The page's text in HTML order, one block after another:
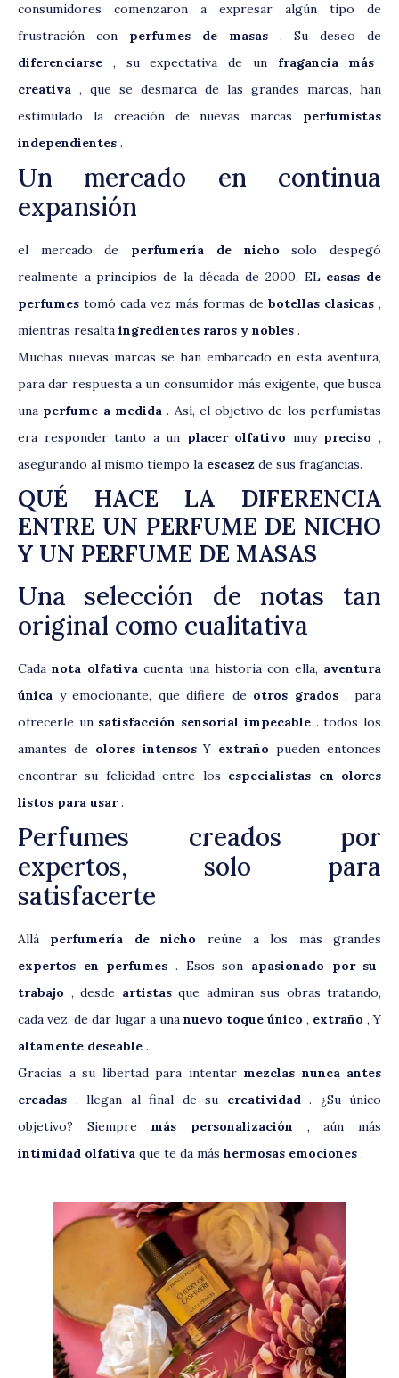
consumidores comenzaron a expresar algún tipo de
frustración con perfumes de masas . Su deseo de
diferenciarse , su expectativa de unfragancia más
creativa , que se desmarca de las grandes marcas, han
estimulado la creación de nuevas marcas perfumistas
independientes .
Un mercado en continua
expansión
el mercado de perfumería de nicho solo despegó
realmente a principios de la década de 2000. ELcasas de
perfumes tomó cada vez más formas de botellas clasicas ,
mientras resalta ingredientes raros y nobles .
Muchas nuevas marcas se han embarcado en esta aventura,
para dar respuesta a un consumidor más exigente, que busca
una perfume a medida. Así, el objetivo de los perfumistas
era responder tanto a un placer olfativo muypreciso ,
asegurando al mismo tiempo la escasez de sus fragancias.
QUÉ HACE LA DIFERENCIA
ENTRE UN PERFUME DE NICHO
Y UN PERFUME DE MASAS
Una selección de notas tan
original como cualitativa
Cada nota olfativacuenta una historia con ella, aventura
única y emocionante, que difiere deotros grados, para
ofrecerle unsatisfacción sensorial impecable. todos los
amantes deolores intensosY extraño pueden entonces
encontrar su felicidad entre los especialistas en olores
listos para usar.
Perfumes creados por
expertos, solo para
satisfacerte
Allá perfumería de nicho reúne a los más grandes
expertos en perfumes . Esos son apasionado por su
trabajo , desde artistasque admiran sus obras tratando,
cada vez, de dar lugar a una nuevo toque único , extraño , Y
altamente deseable .
Gracias a su libertad para intentarmezclas nunca antes
creadas , llegan al final de su creatividad. ¿Su único
objetivo? Siempremás personalización , aún más
intimidad olfativa que te da más hermosas emociones .